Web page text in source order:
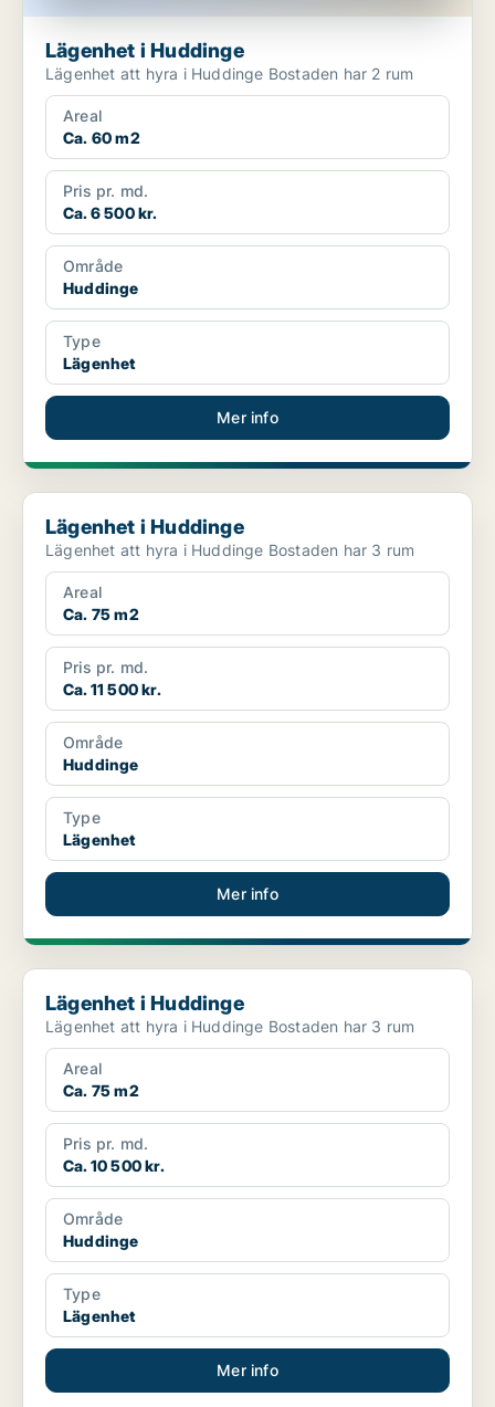
Lägenhet i Huddinge
Lägenhet att hyra i Huddinge Bostaden har 2 rum
Areal
Ca. 60 m2
Pris pr. md.
Ca. 6 500 kr.
Område
Huddinge
Type
Lägenhet
Mer info
Lägenhet i Huddinge
Lägenhet i Huddinge
Lägenhet att hyra i Huddinge Bostaden har 3 rum
Areal
Ca. 75 m2
Pris pr. md.
Ca. 11 500 kr.
Område
Huddinge
Type
Lägenhet
Mer info
Lägenhet i Huddinge
Lägenhet i Huddinge
Lägenhet att hyra i Huddinge Bostaden har 3 rum
Areal
Ca. 75 m2
Pris pr. md.
Ca. 10 500 kr.
Område
Huddinge
Type
Lägenhet
Mer info